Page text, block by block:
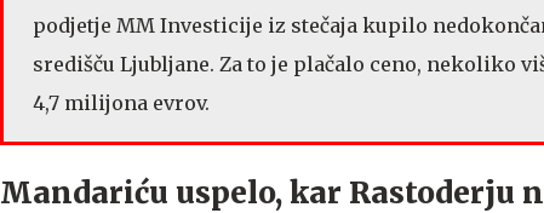
podjetje MM Investicije iz stečaja kupilo
središču Ljubljane. Za to je plačalo ceno, nekoliko
4,7 milijona evrov.
Mandariću uspelo, kar Rastoderju